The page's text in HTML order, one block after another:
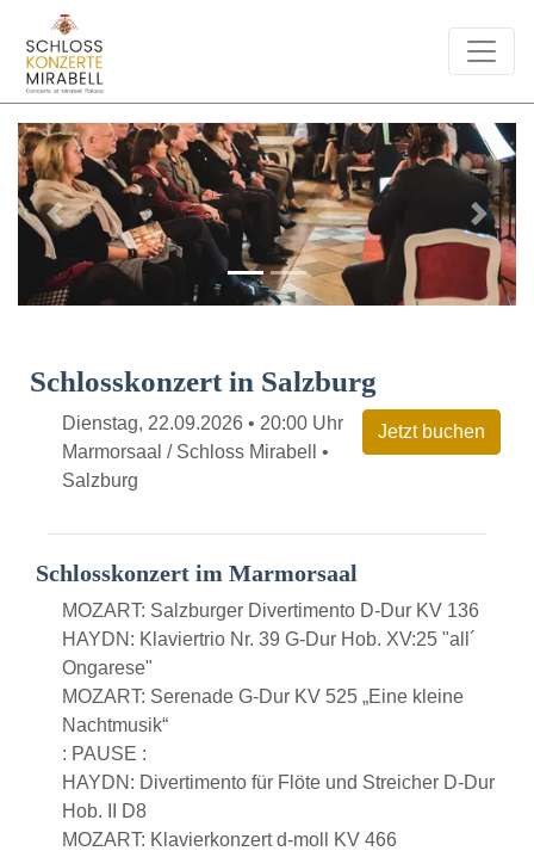
Previous Next
Schlosskonzert in Salzburg
Dienstag, 22.09.2026 • 20:00 Uhr
Marmorsaal / Schloss Mirabell •
Salzburg
Schlosskonzert im Marmorsaal
MOZART: Salzburger Divertimento D-Dur KV 136
HAYDN: Klaviertrio Nr. 39 G-Dur Hob. XV:25 "all´
Ongarese"
MOZART: Serenade G-Dur KV 525 „Eine kleine
Nachtmusik“
: PAUSE :
HAYDN: Divertimento für Flöte und Streicher D-Dur
Hob. II D8
MOZART: Klavierkonzert d-moll KV 466